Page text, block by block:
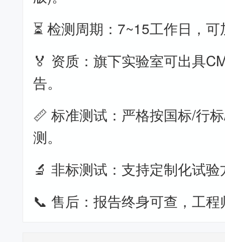
⏳ 检测周期：7~15工作日，
🏅 资质：旗下实验室可出具
告。
📏 标准测试：严格按国标/行
测。
🔬 非标测试：支持定制化试
📞 售后：报告终身可查，工